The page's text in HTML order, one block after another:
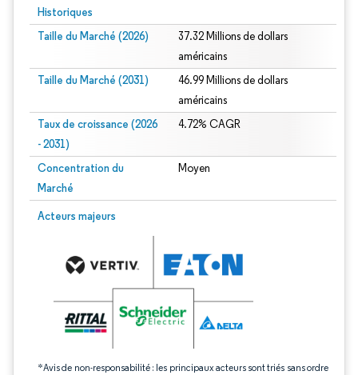
Historiques
Taille du Marché (2026)
37.32 Millions de dollars
américains
Taille du Marché (2031)
46.99 Millions de dollars
américains
Taux de croissance (2026
- 2031)
4.72% CAGR
Concentration du
Marché
Moyen
Acteurs majeurs
*Avis de non-responsabilité : les principaux acteurs sont triés sans ordre
Image © Mordor Intelligence. La réutilisation nécessite une attribution sous CC